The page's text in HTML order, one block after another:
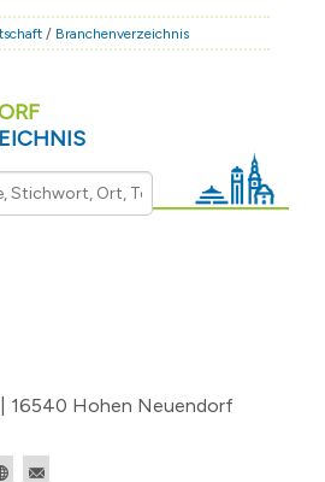
& WIRTSCHAFT
/ Branchenverzeichnis
16540 Hohen Neuendorf